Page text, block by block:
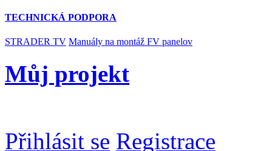
TECHNICKÁ PODPORA
STRADER TV Manuály na montáž FV panelov
Můj projekt
Přihlásit se Registrace